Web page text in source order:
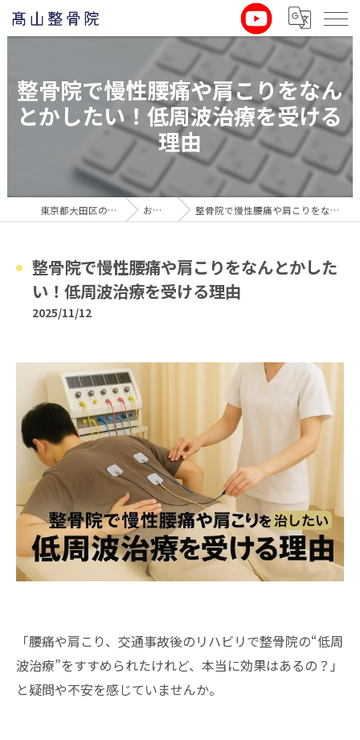
整骨院で慢性腰痛や肩こりをなん
とかしたい！低周波治療を受ける
理由
東京都大田区の整骨院なら髙山整骨院 お役立ち情報 整骨院で慢性腰痛や肩こりをなんとかしたい！低周波治療を受ける理由
整骨院で慢性腰痛や肩こりをなんとかした
い！低周波治療を受ける理由
2025/11/12
「腰痛や肩こり、交通事故後のリハビリで整骨院の“低周
波治療”をすすめられたけれど、本当に効果はあるの？」
と疑問や不安を感じていませんか。